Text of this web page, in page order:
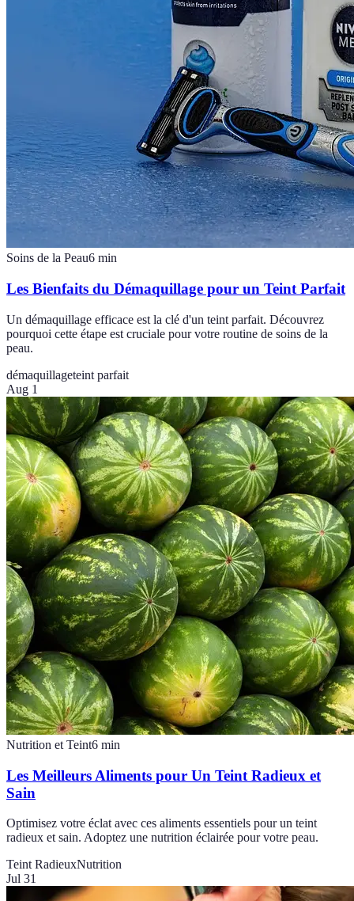
Soins de la Peau6 min
Les Bienfaits du Démaquillage pour un Teint Parfait
Un démaquillage efficace est la clé d'un teint parfait. Découvrez
pourquoi cette étape est cruciale pour votre routine de soins de la
peau.
démaquillageteint parfait
Aug 1
Nutrition et Teint6 min
Les Meilleurs Aliments pour Un Teint Radieux et
Sain
Optimisez votre éclat avec ces aliments essentiels pour un teint
radieux et sain. Adoptez une nutrition éclairée pour votre peau.
Teint RadieuxNutrition
Jul 31